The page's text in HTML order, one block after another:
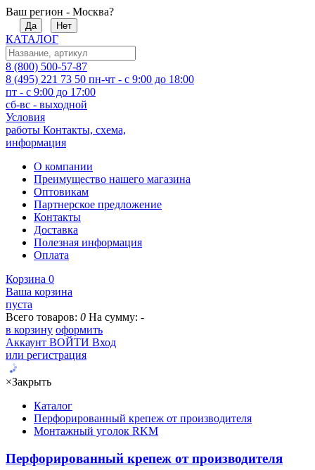
Ваш регион - Москва?
Да Нет
КАТАЛОГ
8 (800) 500-57-87
8 (495) 221 73 50 пн-чт - с 9:00 до 18:00
пт - с 9:00 до 17:00
сб-вс - выходной
Условия
работы Контакты, схема,
информация
О компании
Преимущество нашего магазина
Оптовикам
Партнерское предложение
Контакты
Доставка
Полезная информация
Оплата
Корзина 0
Ваша корзина
пуста
Всего товаров: 0 На сумму: -
в корзину оформить
Аккаунт ВОЙТИ Вход
или регистрация
×Закрыть
Каталог
Перфорированный крепеж от производителя
Монтажный уголок RKM
Перфорированный крепеж от производителя